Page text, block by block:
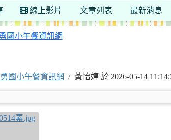
線上影片 文章列表 最新消息
國小午餐資訊網 黃怡婷 於 2026-05-14